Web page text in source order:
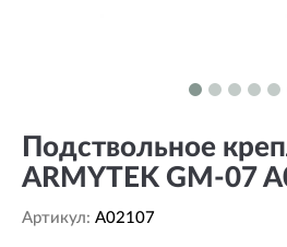
Подствольное
ARMYTEK GM-07
Артикул: A02107